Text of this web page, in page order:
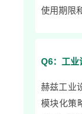
使用期限
Q6：工业
赫兹工业
模块化策